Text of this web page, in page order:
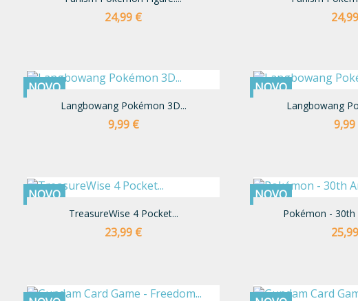
Preço
24,99 € Preço
Langbowang Pokémon 3D...
Preço
9,99 €
NOVO
Langbowang
NOVO
TreasureWise 4 Pocket...
Preço
23,99 €
NOVO
Pokémon - 30th
Preço
NOVO